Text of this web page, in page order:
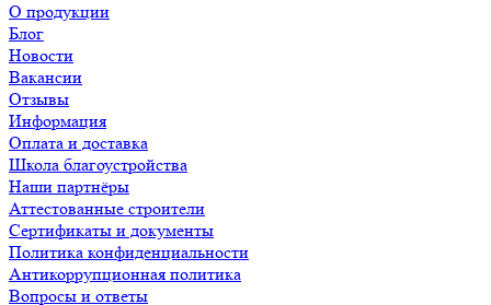
О продукции
Блог
Новости
Вакансии
Отзывы
Информация
Оплата и доставка
Школа благоустройства
Наши партнёры
Аттестованные строители
Сертификаты и документы
Политика конфиденциальности
Антикоррупционная политика
Вопросы и ответы